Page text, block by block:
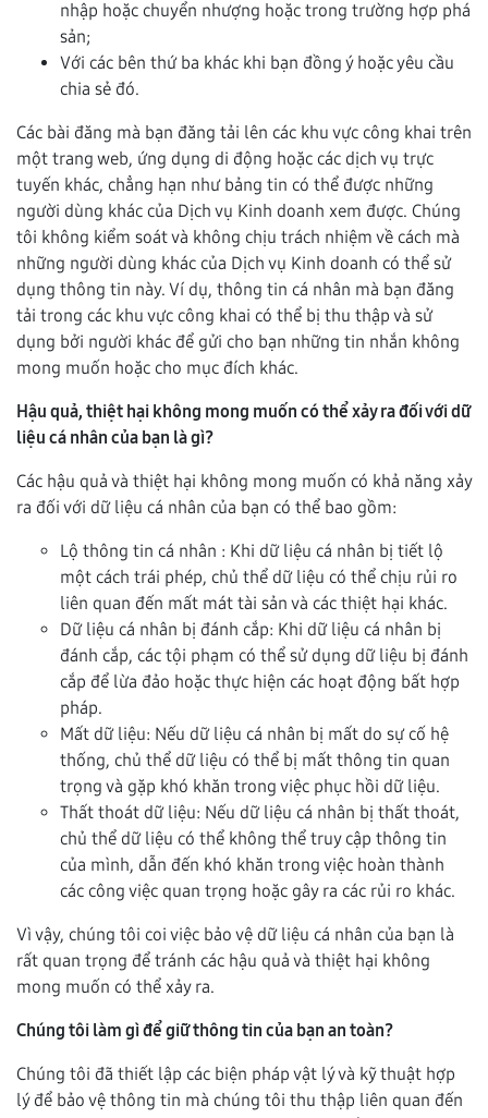
nhập hoặc chuyển nhượng hoặc trong trường hợp phá
sản;
Với các bên thứ ba khác khi bạn đồng ý hoặc yêu cầu
chia sẻ đó.
Các bài đăng mà bạn đăng tải lên các khu vực công khai trên
một trang web, ứng dụng di động hoặc các dịch vụ trực
tuyến khác, chẳng hạn như bảng tin có thể được những
người dùng khác của Dịch vụ Kinh doanh xem được. Chúng
tôi không kiểm soát và không chịu trách nhiệm về cách mà
những người dùng khác của Dịch vụ Kinh doanh có thể sử
dụng thông tin này. Ví dụ, thông tin cá nhân mà bạn đăng
tải trong các khu vực công khai có thể bị thu thập và sử
dụng bởi người khác để gửi cho bạn những tin nhắn không
mong muốn hoặc cho mục đích khác.
Hậu quả, thiệt hại không mong muốn có thể xảy ra đối với dữ
liệu cá nhân của bạn là gì?
Các hậu quả và thiệt hại không mong muốn có khả năng xảy
ra đối với dữ liệu cá nhân của bạn có thể bao gồm:
Lộ thông tin cá nhân : Khi dữ liệu cá nhân bị tiết lộ
một cách trái phép, chủ thể dữ liệu có thể chịu rủi ro
liên quan đến mất mát tài sản và các thiệt hại khác.
Dữ liệu cá nhân bị đánh cắp: Khi dữ liệu cá nhân bị
đánh cắp, các tội phạm có thể sử dụng dữ liệu bị đánh
cắp để lừa đảo hoặc thực hiện các hoạt động bất hợp
pháp.
Mất dữ liệu: Nếu dữ liệu cá nhân bị mất do sự cố hệ
thống, chủ thể dữ liệu có thể bị mất thông tin quan
trọng và gặp khó khăn trong việc phục hồi dữ liệu.
Thất thoát dữ liệu: Nếu dữ liệu cá nhân bị thất thoát,
chủ thể dữ liệu có thể không thể truy cập thông tin
của mình, dẫn đến khó khăn trong việc hoàn thành
các công việc quan trọng hoặc gây ra các rủi ro khác.
Vì vậy, chúng tôi coi việc bảo vệ dữ liệu cá nhân của bạn là
rất quan trọng để tránh các hậu quả và thiệt hại không
mong muốn có thể xảy ra.
Chúng tôi làm gì để giữ thông tin của bạn an toàn?
Chúng tôi đã thiết lập các biện pháp vật lý và kỹ thuật hợp
lý để bảo vệ thông tin mà chúng tôi thu thập liên quan đến